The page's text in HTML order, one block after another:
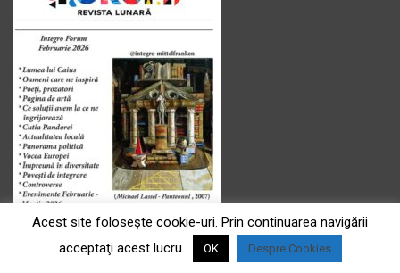
Acest site foloseşte cookie-uri. Prin continuarea navigării
acceptaţi acest lucru.
OK Despre Cookies